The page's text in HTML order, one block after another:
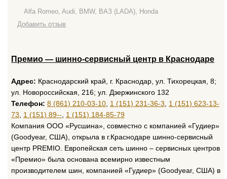
Alfa Romeo, Audi, BMW, ВАЗ (LADA), Honda
Добавить отзыв
Премио — шинно-сервисный центр в Краснодаре
Адрес: Краснодарский край, г. Краснодар, ул. Тихорецкая, 8;
ул. Новороссийская, 216; ул. Дзержинского 132
Телефон: 8 (861) 210-03-10 1 (151) 231-36-3
1 (151) 623-13-
73
1 (151) 89--
1 (151) 184-85-79
Компания ООО «Русшина», совместно с компанией «Гудиер»
(Goodyear, США), открыла в г.Краснодаре шинно-сервисный
центр PREMIO. Европейская сеть шинно – сервисных центров
«Премио» была основана всемирно известным
производителем шин, компанией «Гудиер» (Goodyear, США) в